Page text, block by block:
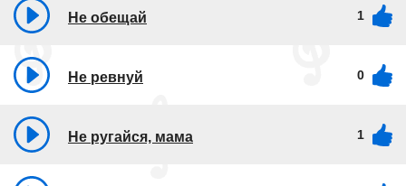
Не обещай 1
Не ревнуй 0
Не ругайся, мама 1